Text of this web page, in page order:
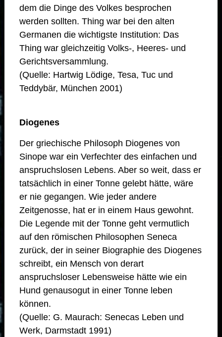
dem die Dinge des Volkes besprochen
werden sollten. Thing war bei den alten
Germanen die wichtigste Institution: Das
Thing war gleichzeitig Volks-, Heeres- und
Gerichtsversammlung.
(Quelle: Hartwig Lödige, Tesa, Tuc und
Teddybär, München 2001)
Diogenes
Der griechische Philosoph Diogenes von
Sinope war ein Verfechter des einfachen und
anspruchslosen Lebens. Aber so weit, dass er
tatsächlich in einer Tonne gelebt hätte, wäre
er nie gegangen. Wie jeder andere
Zeitgenosse, hat er in einem Haus gewohnt.
Die Legende mit der Tonne geht vermutlich
auf den römischen Philosophen Seneca
zurück, der in seiner Biographie des Diogenes
schreibt, ein Mensch von derart
anspruchsloser Lebensweise hätte wie ein
Hund genausogut in einer Tonne leben
können.
(Quelle: G. Maurach: Senecas Leben und
Werk, Darmstadt 1991)